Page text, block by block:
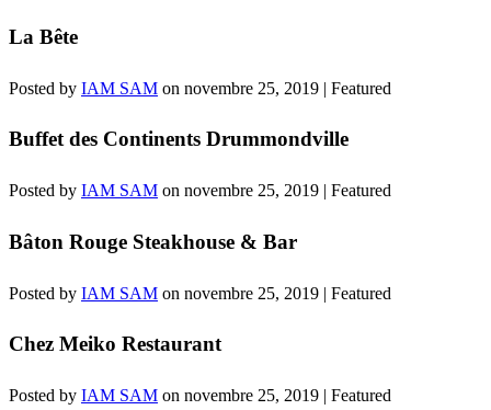
La Bête
Posted by IAM SAM on novembre 25, 2019 | Featured
Buffet des Continents Drummondville
Posted by IAM SAM on novembre 25, 2019 | Featured
Bâton Rouge Steakhouse & Bar
Posted by IAM SAM on novembre 25, 2019 | Featured
Chez Meiko Restaurant
Posted by IAM SAM on novembre 25, 2019 | Featured